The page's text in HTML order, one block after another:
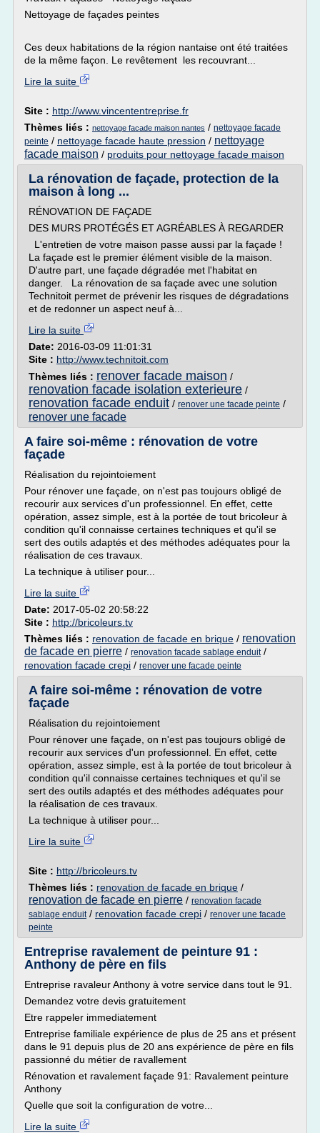
Nettoyage de façades peintes
Ces deux habitations de la région nantaise ont été traitées
de la même façon. Le revêtement les recouvrant...
Lire la suite
Site : http://www.vincententreprise.fr
Thèmes liés : nettoyage facade maison nantes / nettoyage facade
peinte / nettoyage facade haute pression / nettoyage
facade maison / produits pour nettoyage facade maison
La rénovation de façade, protection de la
maison à long ...
RÉNOVATION DE FAÇADE
DES MURS PROTÉGÉS ET AGRÉABLES À REGARDER
L'entretien de votre maison passe aussi par la façade !
La façade est le premier élément visible de la maison.
D'autre part, une façade dégradée met l'habitat en
danger. La rénovation de sa façade avec une solution
Technitoit permet de prévenir les risques de dégradations
et de redonner un aspect neuf à...
Lire la suite
Date: 2016-03-09 11:01:31
Site : http://www.technitoit.com
Thèmes liés : renover facade maison /
renovation facade isolation exterieure /
renovation facade enduit / renover une facade peinte /
renover une facade
A faire soi-même : rénovation de votre
façade
Réalisation du rejointoiement
Pour rénover une façade, on n'est pas toujours obligé de
recourir aux services d'un professionnel. En effet, cette
opération, assez simple, est à la portée de tout bricoleur à
condition qu'il connaisse certaines techniques et qu'il se
sert des outils adaptés et des méthodes adéquates pour la
réalisation de ces travaux.
La technique à utiliser pour...
Lire la suite
Date: 2017-05-02 20:58:22
Site : http://bricoleurs.tv
Thèmes liés : renovation de facade en brique / renovation
de facade en pierre / renovation facade sablage enduit/
renovation facade crepi / renover une facade peinte
A faire soi-même : rénovation de votre
façade
Réalisation du rejointoiement
Pour rénover une façade, on n'est pas toujours obligé de
recourir aux services d'un professionnel. En effet, cette
opération, assez simple, est à la portée de tout bricoleur à
condition qu'il connaisse certaines techniques et qu'il se
sert des outils adaptés et des méthodes adéquates pour
la réalisation de ces travaux.
La technique à utiliser pour...
Lire la suite
Site : http://bricoleurs.tv
Thèmes liés : renovation de facade en brique /
renovation de facade en pierre / renovation facade
sablage enduit/ renovation facade crepi / renover une facade
peinte
Entreprise ravalement de peinture 91 :
Anthony de père en fils
Entreprise ravaleur Anthony à votre service dans tout le 91.
Demandez votre devis gratuitement
Etre rappeler immediatement
Entreprise familiale expérience de plus de 25 ans et présent
dans le 91 depuis plus de 20 ans expérience de père en fils
passionné du métier de ravallement
Rénovation et ravalement façade 91: Ravalement peinture
Anthony
Quelle que soit la configuration de votre...
Lire la suite